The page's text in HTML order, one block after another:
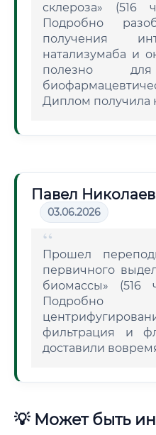
склероза» (516
Подробно
получения
натализумаба и
полезно
Диплом получила
Павел
03.06.2026
Прошел
первичного
биомассы» (516
фильтрация и
доставили
💡 Может быть